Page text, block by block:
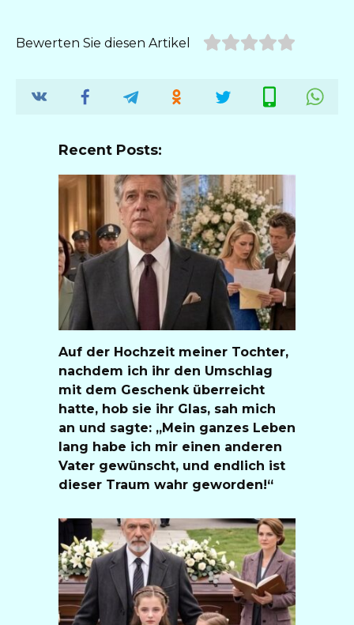
Bewerten Sie diesen Artikel
Recent Posts:
Auf der Hochzeit meiner Tochter,
nachdem ich ihr den Umschlag
mit dem Geschenk überreicht
hatte, hob sie ihr Glas, sah mich
an und sagte: „Mein ganzes Leben
lang habe ich mir einen anderen
Vater gewünscht, und endlich ist
dieser Traum wahr geworden!“